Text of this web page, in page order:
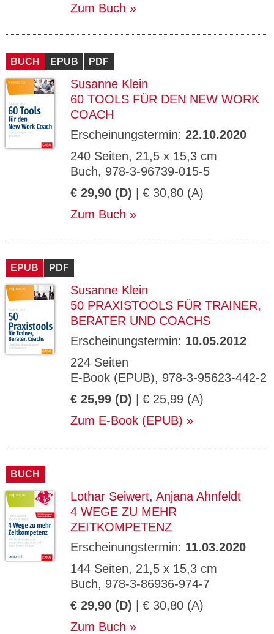
Zum Buch
BUCH EPUB PDF
Susanne Klein
60 TOOLS FÜR DEN NEW WORK
COACH
Erscheinungstermin: 22.10.2020
240 Seiten, 21,5 x 15,3 cm
Buch, 978-3-96739-015-5
€ 29,90 (D) | € 30,80 (A)
Zum Buch
EPUB PDF
Susanne Klein
50 PRAXISTOOLS FÜR TRAINER,
BERATER UND COACHS
Erscheinungstermin: 10.05.2012
224 Seiten
E-Book (EPUB), 978-3-95623-442-2
€ 25,99 (D) | € 25,99 (A)
Zum E-Book (EPUB)
BUCH
Lothar Seiwert, Anjana Ahnfeldt
4 WEGE ZU MEHR
ZEITKOMPETENZ
Erscheinungstermin: 11.03.2020
144 Seiten, 21,5 x 15,3 cm
Buch, 978-3-86936-974-7
€ 29,90 (D) | € 30,80 (A)
Zum Buch